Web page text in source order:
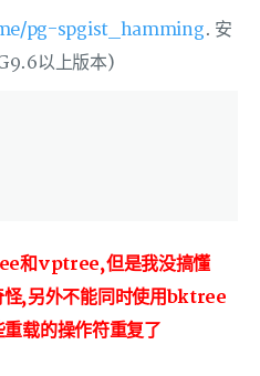
pg-spgist_hamming. 安
以上版本)
和vptree,但是我没搞懂
,另外不能同时使用bktree
载的操作符重复了